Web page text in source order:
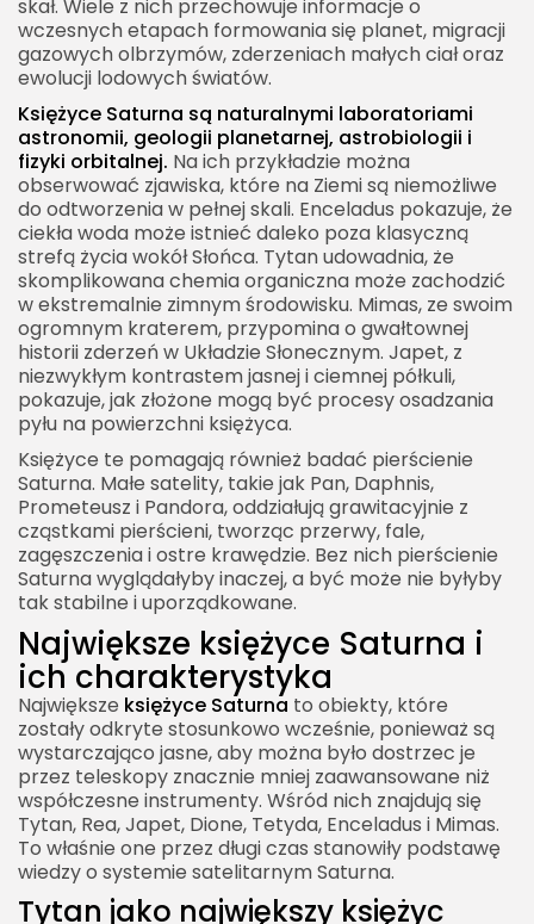
skał. Wiele z nich przechowuje informacje o
wczesnych etapach formowania się planet, migracji
gazowych olbrzymów, zderzeniach małych ciał oraz
ewolucji lodowych światów.
Księżyce Saturna są naturalnymi laboratoriami
astronomii, geologii planetarnej, astrobiologii i
fizyki orbitalnej. Na ich przykładzie można
obserwować zjawiska, które na Ziemi są niemożliwe
do odtworzenia w pełnej skali. Enceladus pokazuje, że
ciekła woda może istnieć daleko poza klasyczną
strefą życia wokół Słońca. Tytan udowadnia, że
skomplikowana chemia organiczna może zachodzić
w ekstremalnie zimnym środowisku. Mimas, ze swoim
ogromnym kraterem, przypomina o gwałtownej
historii zderzeń w Układzie Słonecznym. Japet, z
niezwykłym kontrastem jasnej i ciemnej półkuli,
pokazuje, jak złożone mogą być procesy osadzania
pyłu na powierzchni księżyca.
Księżyce te pomagają również badać pierścienie
Saturna. Małe satelity, takie jak Pan, Daphnis,
Prometeusz i Pandora, oddziałują grawitacyjnie z
cząstkami pierścieni, tworząc przerwy, fale,
zagęszczenia i ostre krawędzie. Bez nich pierścienie
Saturna wyglądałyby inaczej, a być może nie byłyby
tak stabilne i uporządkowane.
Największe księżyce Saturna i
ich charakterystyka
Największe księżyce Saturna to obiekty, które
zostały odkryte stosunkowo wcześnie, ponieważ są
wystarczająco jasne, aby można było dostrzec je
przez teleskopy znacznie mniej zaawansowane niż
współczesne instrumenty. Wśród nich znajdują się
Tytan, Rea, Japet, Dione, Tetyda, Enceladus i Mimas.
To właśnie one przez długi czas stanowiły podstawę
wiedzy o systemie satelitarnym Saturna.
Tytan jako największy księżyc